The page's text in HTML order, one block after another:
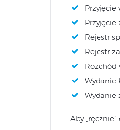
Przyjęcie
Przyjęcie
Rejestr
Rejestr
Rozchód
Wydanie
Wydanie
Aby